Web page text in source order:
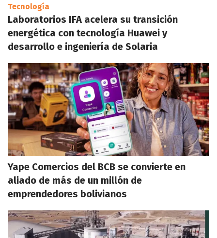
Tecnología
Laboratorios IFA acelera su transición
energética con tecnología Huawei y
desarrollo e ingeniería de Solaria
Yape Comercios del BCB se convierte en
aliado de más de un millón de
emprendedores bolivianos